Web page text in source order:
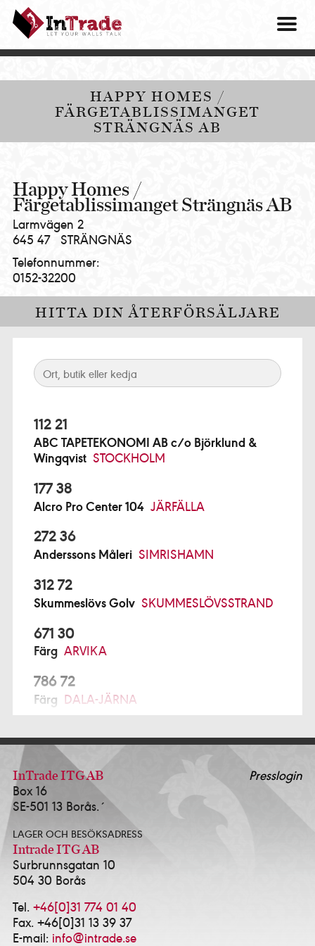
Intrade
ITG
AB
|
your HAPPY HOMES /
FÄRGETABLISSIMANGET
STRÄNGNÄS AB
Happy Homes /
Färgetablissimanget Strängnäs AB
Larmvägen 2
645 47
STRÄNGNÄS
Telefonnummer:
0152-32200
HITTA DIN ÅTERFÖRSÄLJARE
112 21
ABC TAPETEKONOMI AB c/o Björklund &
Wingqvist STOCKHOLM
177 38
Alcro Pro Center 104 JÄRFÄLLA
272 36
Anderssons Måleri SIMRISHAMN
312 72
Skummeslövs Golv SKUMMESLÖVSSTRAND
671 30
Färg ARVIKA
786 72
Färg DALA-JÄRNA
Prochroma AB Alcro Studio FALUN
ALFTA
Ekmans Hem & Färg
ALINGSÅS
K-Försäljning AB - Alcro Färg & Tapet Alingsås
0322-10114
Happy Homes / Färgtrend Alingsås AB
17381
Idé & Design Alingsås AB
ALVESTA
InTrade ITG AB
Box 16
SE-501 13 Borås.´
LAGER OCH BESÖKSADRESS
Intrade ITG AB
Surbrunnsgatan 10
504 30 Borås
Tel. +46[0]31 774 01 40
Fax. +46[0]31 13 39 37
E-mail: info@intrade.se
Presslogin
OM
VÅRA
HITTA
MINA